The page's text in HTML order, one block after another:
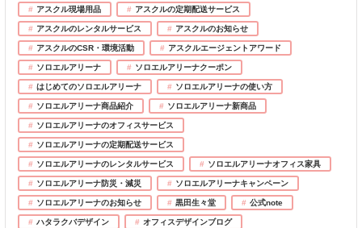
アスクル現場用品 アスクルの定期配送サービス
アスクルのレンタルサービス アスクルのお知らせ
アスクルのCSR・環境活動 アスクルエージェントアワード
ソロエルアリーナ ソロエルアリーナクーポン
はじめてのソロエルアリーナ ソロエルアリーナの使い方
ソロエルアリーナ商品紹介 ソロエルアリーナ新商品
ソロエルアリーナのオフィスサービス
ソロエルアリーナの定期配送サービス
ソロエルアリーナのレンタルサービス ソロエルアリーナオフィス家具
ソロエルアリーナ防災・減災 ソロエルアリーナキャンペーン
ソロエルアリーナのお知らせ 黒田生々堂 公式note
ハタラクバデザイン オフィスデザインブログ